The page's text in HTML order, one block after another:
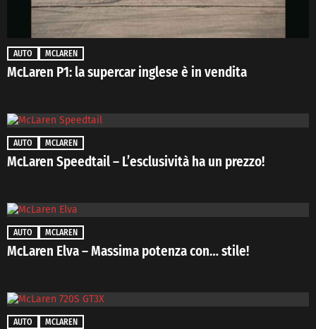
AUTO MCLAREN
McLaren P1: la supercar inglese è in vendita
AUTO MCLAREN
McLaren Speedtail – L’esclusività ha un prezzo!
AUTO MCLAREN
McLaren Elva – Massima potenza con… stile!
AUTO MCLAREN